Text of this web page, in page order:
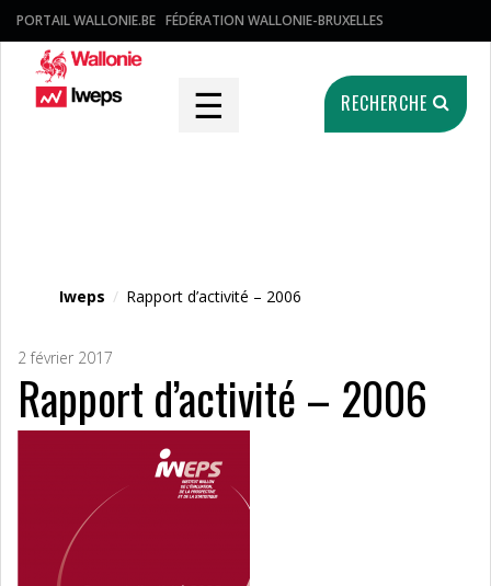
PORTAIL WALLONIE.BE FÉDÉRATION WALLONIE-BRUXELLES
☰ RECHERCHE
Iweps / Rapport d’activité – 2006
2 février 2017
Rapport d’activité – 2006